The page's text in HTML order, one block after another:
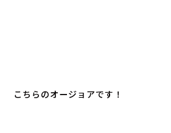
こちらのオージョアです！